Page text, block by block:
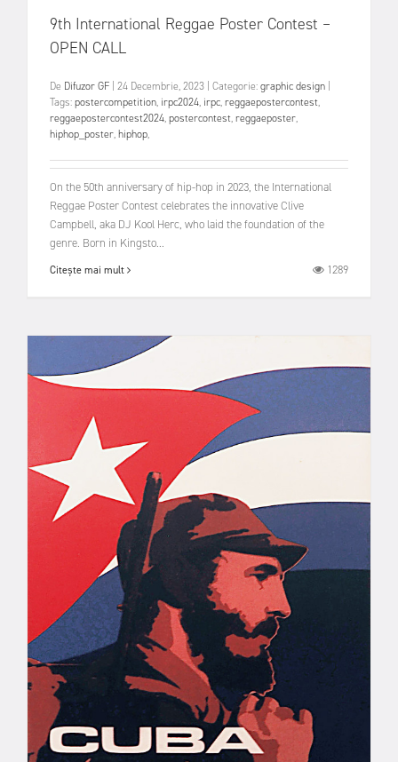
9th International Reggae Poster Contest –
OPEN CALL
De Difuzor GF 24 Decembrie, 2023 Categorie:graphic design
Tags:postercompetition, irpc2024, irpc,reggaepostercontest,
reggaepostercontest2024,postercontest,reggaeposter,
hiphop_poster,hiphop,
On the 50th anniversary of hip-hop in 2023, the International
Reggae Poster Contest celebrates the innovative Clive
Campbell, aka DJ Kool Herc, who laid the foundation of the
genre. Born in Kingsto...
Citește mai mult 1289